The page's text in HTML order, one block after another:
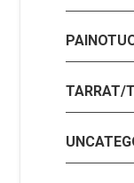
TARRAT/